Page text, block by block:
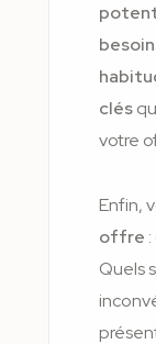
clés
votre
Enfin,
offre
Quels